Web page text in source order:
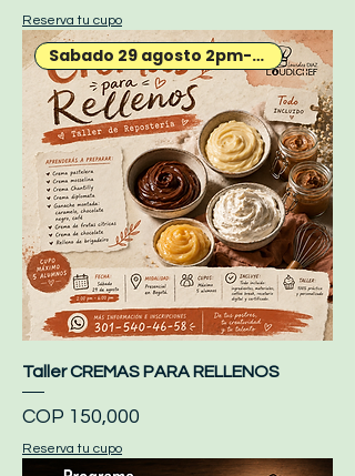
Reserva tu cupo
Sabado 29 agosto 2pm-6pm
Taller CREMAS PARA RELLENOS
Price
COP 150,000
Reserva tu cupo